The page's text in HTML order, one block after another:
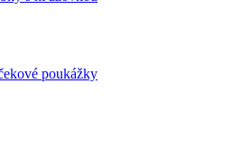
poukážky